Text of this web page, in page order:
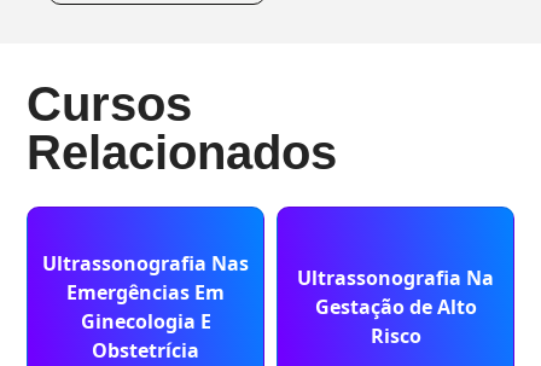
Cursos
Relacionados
Ultrassonografia Nas
Emergências Em
Ginecologia E
Obstetrícia
Ultrassonografia Na
Gestação de Alto
Risco